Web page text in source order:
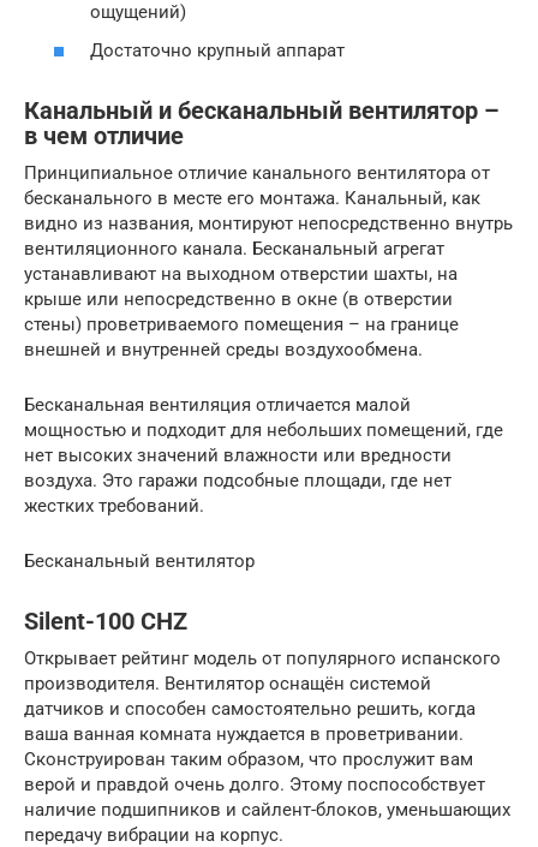
ощущений)
Достаточно крупный аппарат
Канальный и бесканальный вентилятор –
в чем отличие
Принципиальное отличие канального вентилятора от
бесканального в месте его монтажа. Канальный, как
видно из названия, монтируют непосредственно внутрь
вентиляционного канала. Бесканальный агрегат
устанавливают на выходном отверстии шахты, на
крыше или непосредственно в окне (в отверстии
стены) проветриваемого помещения – на границе
внешней и внутренней среды воздухообмена.
Бесканальная вентиляция отличается малой
мощностью и подходит для небольших помещений, где
нет высоких значений влажности или вредности
воздуха. Это гаражи подсобные площади, где нет
жестких требований.
Бесканальный вентилятор
Silent-100 CHZ
Открывает рейтинг модель от популярного испанского
производителя. Вентилятор оснащён системой
датчиков и способен самостоятельно решить, когда
ваша ванная комната нуждается в проветривании.
Сконструирован таким образом, что прослужит вам
верой и правдой очень долго. Этому поспособствует
наличие подшипников и сайлент-блоков, уменьшающих
передачу вибрации на корпус.